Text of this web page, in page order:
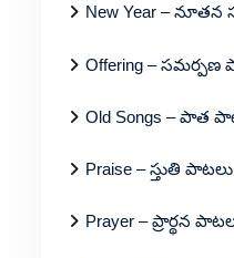
New Year –
Offering – సమర్పణ
Old Songs – పాత
Praise – స్తుతి పాటలు
Prayer – ప్రార్థన